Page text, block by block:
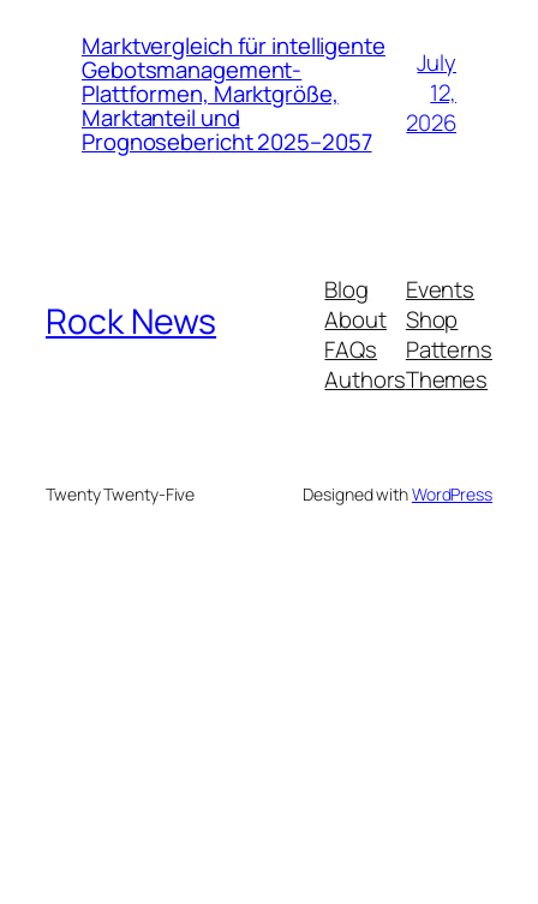
Marktvergleich für intelligente
Gebotsmanagement-
Plattformen, Marktgröße,
Marktanteil und
Prognosebericht 2025–2057
July
12,
2026
Rock News
Blog
About
FAQs
Authors
Events
Shop
Patterns
Themes
Twenty Twenty-Five Designed withWordPress